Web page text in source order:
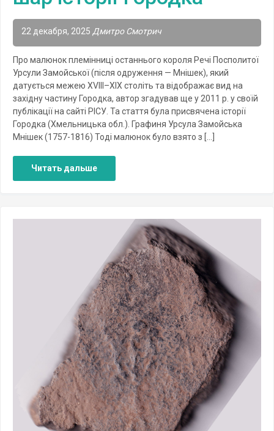
22 декабря, 2025 Дмитро Смотрич
Про малюнок племінниці останнього короля Речі Посполитої
Урсули Замойської (після одруження — Мнішек), який
датується межею XVIII–XIX століть та відображає вид на
західну частину Городка, автор згадував ще у 2011 р. у своїй
публікації на сайті РІСУ. Та стаття була присвячена історії
Городка (Хмельницька обл.). Графиня Урсула Замойська
Мнішек (1757-1816) Тоді малюнок було взято з […]
Читать дальше